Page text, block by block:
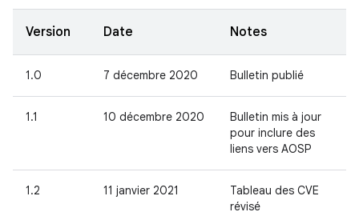
Version Date Notes
1.0 7 décembre 2020 Bulletin publié
1.1 10 décembre 2020
Bulletin mis à jour
pour inclure des
liens vers AOSP
1.2 11 janvier 2021
Tableau des CVE
révisé